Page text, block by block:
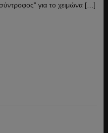
για το χειμώνα […]